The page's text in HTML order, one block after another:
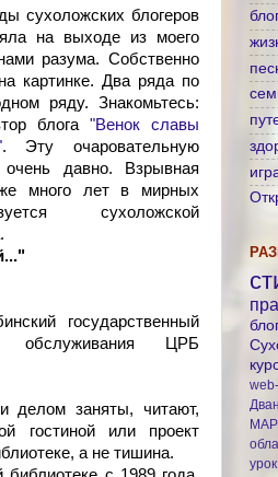
сухоложских блогеров
на выходе из моего
разума. Собственно
картинке. Два ряда по
ряду. Знакомьтесь:
блога "Венок славы
. Эту очаровательную
давно. Взрывная
много лет в мирных
сухоложской
государственный
обслуживания ЦРБ
делом заняты, читают,
гостиной или проект
а не тишина.
урок